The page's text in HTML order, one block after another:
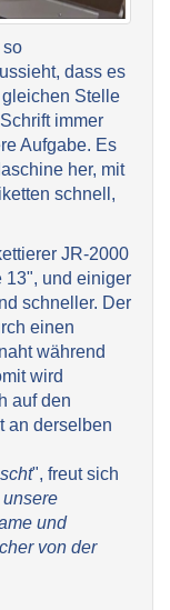
so
dass es
Stelle
immer
Aufgabe. Es
her, mit
schnell,
JR-2000
13", und einiger
schneller. Der
einen
während
wird
auf den
an derselben
", freut sich
unsere
und
von der